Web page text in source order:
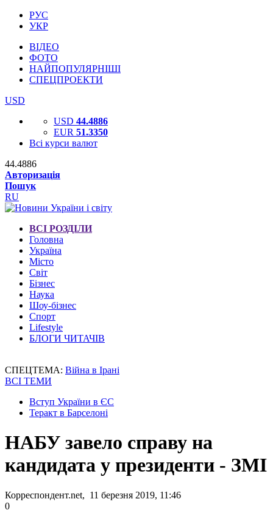
РУС
УКР
ВІДЕО
ФОТО
НАЙПОПУЛЯРНІШІ
СПЕЦПРОЕКТИ
USD
USD 44.4886
EUR 51.3350
Всі курси валют
44.4886
Авторизація
Пошук
RU
ВСІ РОЗДІЛИ
Головна
Україна
Місто
Світ
Бізнес
Наука
Шоу-бізнес
Спорт
Lifestyle
БЛОГИ ЧИТАЧІВ
СПЕЦТЕМА: Війна в Ірані
ВСІ ТЕМИ
Вступ України в ЄС
Теракт в Барселоні
НАБУ завело справу на
кандидата у президенти - ЗМІ
Корреспондент.net, 11 березня 2019, 11:46
0